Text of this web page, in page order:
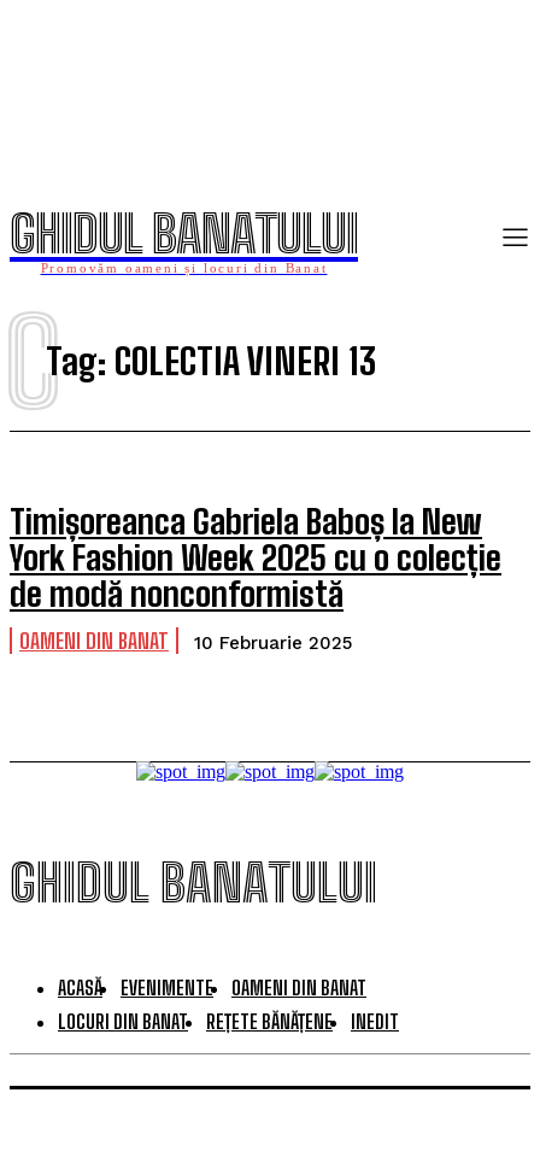
GHIDUL BANATULUI
Promovăm oameni și locuri din Banat
Tag: COLECTIA VINERI 13
C
Timișoreanca Gabriela Baboș la New
York Fashion Week 2025 cu o colecție
de modă nonconformistă
OAMENI DIN BANAT 10 Februarie 2025
GHIDUL BANATULUI
ACASĂ EVENIMENTE
OAMENI DIN BANAT
LOCURI DIN BANAT
REȚETE BĂNĂȚENE INEDIT